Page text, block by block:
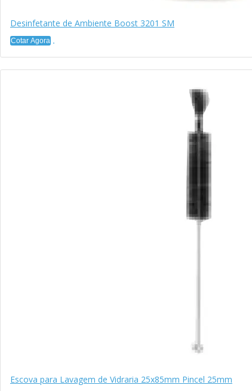
Desinfetante de Ambiente Boost 3201 SM
Cotar Agora
Escova para Lavagem de Vidraria 25x85mm Pincel 25mm